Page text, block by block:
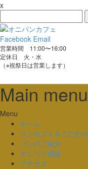
x
索:
Facebook Email
営業時間 11:00〜16:00
定休日 火・水
（※祝祭日は営業します）
Main menu
Skip
content
Menu
ホーム
コンセプト＆こだわり
パンのご紹介
オニパン通販
アクセス